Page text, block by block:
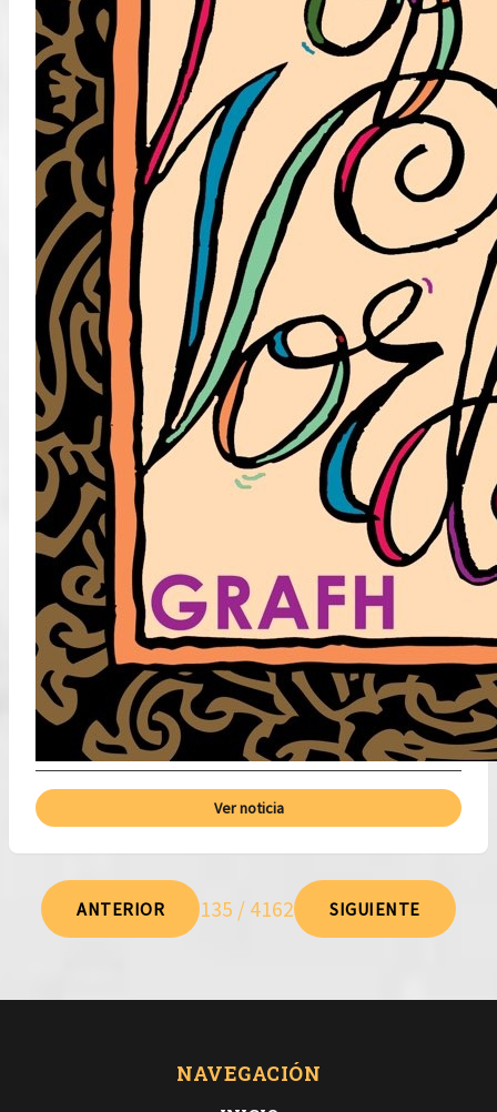
Ver noticia
ANTERIOR 135 / 4162 SIGUIENTE
NAVEGACIÓN